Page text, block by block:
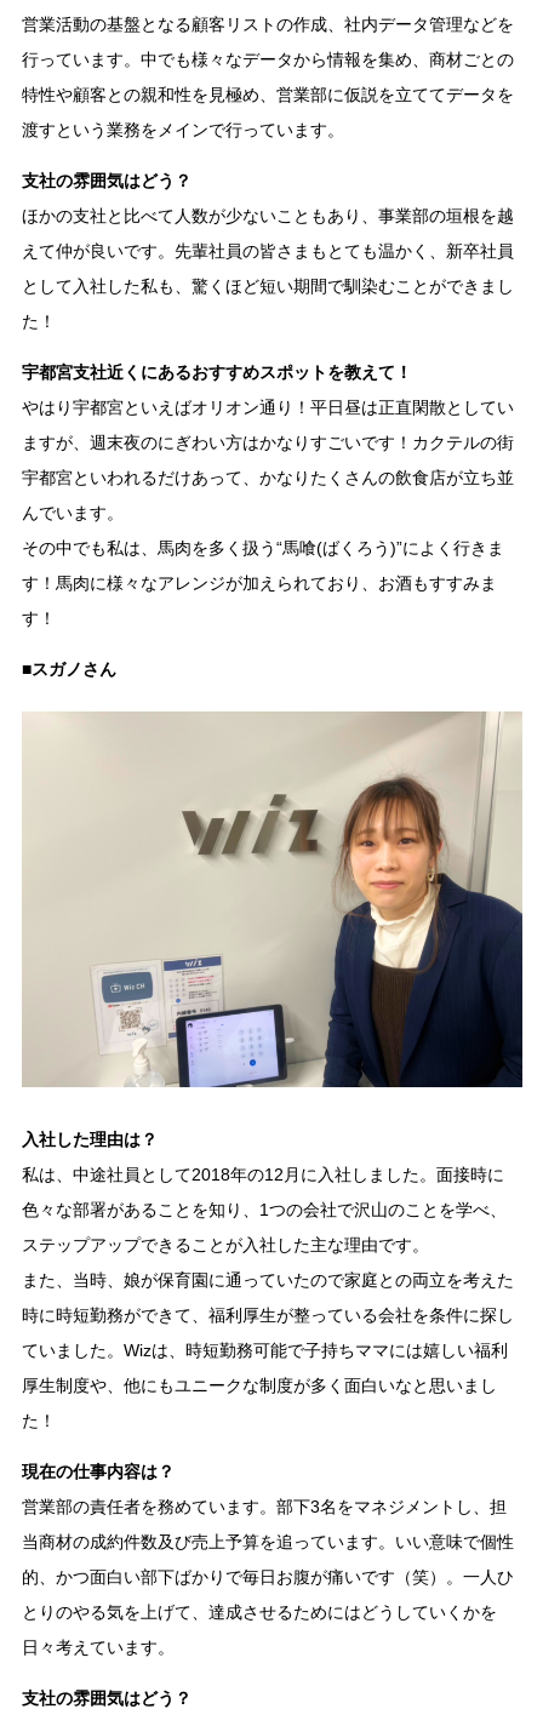
営業活動の基盤となる顧客リストの作成、社内データ管理などを
行っています。中でも様々なデータから情報を集め、商材ごとの
特性や顧客との親和性を見極め、営業部に仮説を立ててデータを
渡すという業務をメインで行っています。
支社の雰囲気はどう？
ほかの支社と比べて人数が少ないこともあり、事業部の垣根を越
えて仲が良いです。先輩社員の皆さまもとても温かく、新卒社員
として入社した私も、驚くほど短い期間で馴染むことができまし
た！
宇都宮支社近くにあるおすすめスポットを教えて！
やはり宇都宮といえばオリオン通り！平日昼は正直閑散としてい
ますが、週末夜のにぎわい方はかなりすごいです！カクテルの街
宇都宮といわれるだけあって、かなりたくさんの飲食店が立ち並
んでいます。
その中でも私は、馬肉を多く扱う“馬喰(ばくろう)”によく行きま
す！馬肉に様々なアレンジが加えられており、お酒もすすみま
す！
■スガノさん
入社した理由は？
私は、中途社員として2018年の12月に入社しました。面接時に
色々な部署があることを知り、1つの会社で沢山のことを学べ、
ステップアップできることが入社した主な理由です。
また、当時、娘が保育園に通っていたので家庭との両立を考えた
時に時短勤務ができて、福利厚生が整っている会社を条件に探し
ていました。Wizは、時短勤務可能で子持ちママには嬉しい福利
厚生制度や、他にもユニークな制度が多く面白いなと思いまし
た！
現在の仕事内容は？
営業部の責任者を務めています。部下3名をマネジメントし、担
当商材の成約件数及び売上予算を追っています。いい意味で個性
的、かつ面白い部下ばかりで毎日お腹が痛いです（笑）。一人ひ
とりのやる気を上げて、達成させるためにはどうしていくかを
日々考えています。
支社の雰囲気はどう？